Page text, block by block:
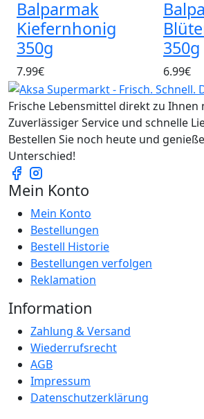
Balparmak
Kiefernhonig
350g
7.99€
350g
6.99€
Frische Lebensmittel direkt zu Ihnen
Zuverlässiger Service und schnelle
Bestellen Sie noch heute und
Unterschied!
Mein Konto
Mein Konto
Bestellungen
Bestell Historie
Bestellungen verfolgen
Reklamation
Information
Zahlung & Versand
Wiederrufsrecht
AGB
Impressum
Datenschutzerklärung